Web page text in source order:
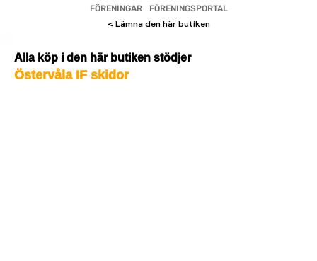
FÖRENINGAR
FÖRENINGSPORTAL
< Lämna den här butiken
Alla köp i den här butiken stödjer
Östervåla IF skidor